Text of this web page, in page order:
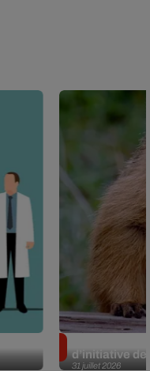
31 juillet 2026
d’initiative